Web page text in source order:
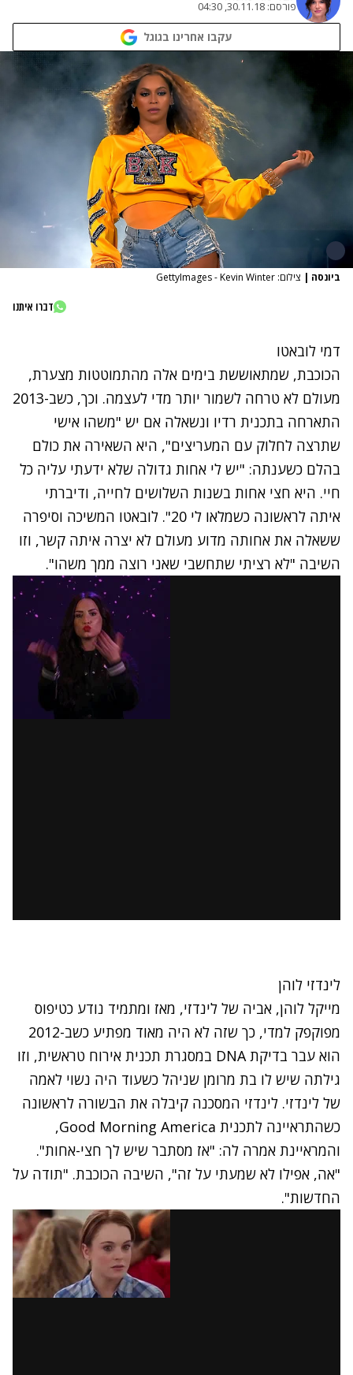
פורסם: 30.11.18, 04:30
עקבו אחרינו בגוגל
ביונסה | צילום: GettyImages - Kevin Winter
דברו איתנו
דמי לובאטו
הכוכבת, שמתאוששת בימים אלה מהתמוטטות מצערת,
מעולם לא טרחה לשמור יותר מדי לעצמה. וכך, כשב-2013
התארחה בתכנית רדיו ונשאלה אם יש "משהו אישי
שתרצה לחלוק עם המעריצים", היא השאירה את כולם
בהלם כשענתה: "יש לי אחות גדולה שלא ידעתי עליה כל
חיי. היא חצי אחות בשנות השלושים לחייה, ודיברתי
איתה לראשונה כשמלאו לי 20". לובאטו המשיכה וסיפרה
ששאלה את אחותה מדוע מעולם לא יצרה איתה קשר, וזו
השיבה "לא רציתי שתחשבי שאני רוצה ממך משהו".
לינדזי לוהן
מייקל לוהן, אביה של לינדזי, מאז ומתמיד נודע כטיפוס
מפוקפק למדי, כך שזה לא היה מאוד מפתיע כשב-2012
הוא עבר בדיקת DNA במסגרת תכנית אירוח טראשית, וזו
גילתה שיש לו בת מרומן שניהל כשעוד היה נשוי לאמה
של לינדזי. לינדזי המסכנה קיבלה את הבשורה לראשונה
כשהתראיינה לתכנית Good Morning America,
והמראיינת אמרה לה: "אז מסתבר שיש לך חצי-אחות".
"אה, אפילו לא שמעתי על זה", השיבה הכוכבת. "תודה על
החדשות".